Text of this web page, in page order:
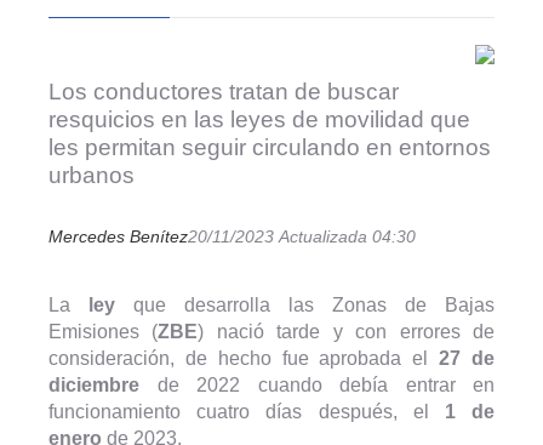
Los conductores tratan de buscar
resquicios en las leyes de movilidad que
les permitan seguir circulando en entornos
urbanos
Mercedes Benítez20/11/2023 Actualizada 04:30
La ley que desarrolla las Zonas de Bajas
Emisiones (ZBE) nació tarde y con errores de
consideración, de hecho fue aprobada el27 de
diciembre de 2022 cuando debía entrar en
funcionamiento cuatro días después, el 1 de
enero de 2023.